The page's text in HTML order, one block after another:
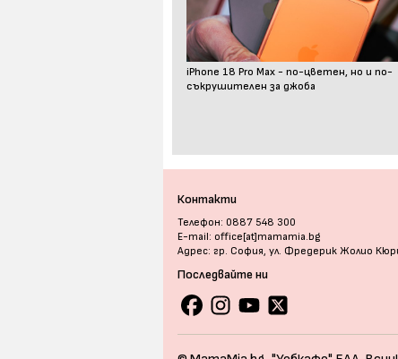
iPhone 18 Pro Max - по-цветен, но и по-
съкрушителен за джоба
Контакти
Телефон: 0887 548 300
E-mail: office[at]mamamia.bg
Адрес: гр. София, ул. Фредерик Жолио
Последвайте ни